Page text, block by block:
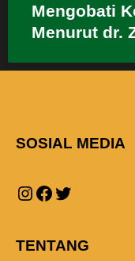
Mengobati
Menurut dr.
SOSIAL MEDIA
TENTANG